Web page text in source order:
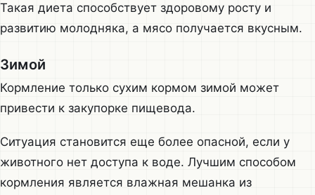
Такая диета способствует здоровому росту и
развитию молодняка, а мясо получается вкусным.
Зимой
Кормление только сухим кормом зимой может
привести к закупорке пищевода.
Ситуация становится еще более опасной, если у
животного нет доступа к воде. Лучшим способом
кормления является влажная мешанка из